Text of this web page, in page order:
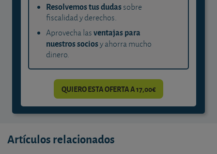
Resolvemos tus dudassobre
fiscalidad y derechos.
Aprovecha lasventajas para
nuestros sociosy ahorra mucho
dinero.
QUIERO ESTA OFERTA A 17,00€
Artículos relacionados